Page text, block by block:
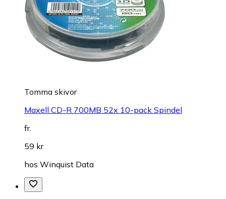
Tomma skivor
Maxell CD-R 700MB 52x 10-pack Spindel
fr.
59 kr
hos Winquist Data